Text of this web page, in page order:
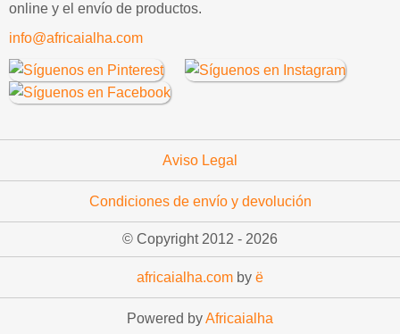
online y el envío de productos.
info@africaialha.com
Aviso Legal
Condiciones de envío y devolución
© Copyright 2012 - 2026
africaialha.com by ë
Powered byAfricaialha